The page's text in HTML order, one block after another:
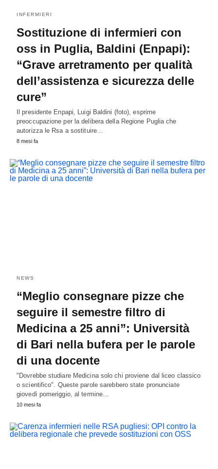
INFERMIERI
Sostituzione di infermieri con
oss in Puglia, Baldini (Enpapi):
“Grave arretramento per qualità
dell’assistenza e sicurezza delle
cure”
Il presidente Enpapi, Luigi Baldini (foto), esprime
preoccupazione per la delibera della Regione Puglia che
autorizza le Rsa a sostituire…
8 mesi fa
NEWS
“Meglio consegnare pizze che
seguire il semestre filtro di
Medicina a 25 anni”: Università
di Bari nella bufera per le parole
di una docente
"Dovrebbe studiare Medicina solo chi proviene dal liceo classico
o scientifico". Queste parole sarebbero state pronunciate
giovedì pomeriggio, al termine…
10 mesi fa